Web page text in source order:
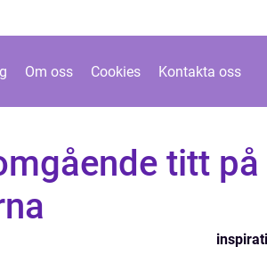
Om oss Cookies Kontakta oss
titt på